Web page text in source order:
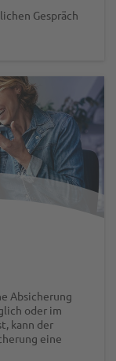
Gespräch
Absicherung
oder im
kann der
eine